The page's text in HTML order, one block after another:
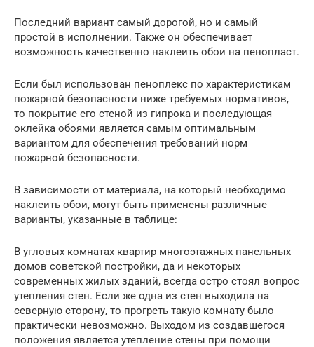
Последний вариант самый дорогой, но и самый
простой в исполнении. Также он обеспечивает
возможность качественно наклеить обои на пенопласт.
Если был использован пеноплекс по характеристикам
пожарной безопасности ниже требуемых нормативов,
то покрытие его стеной из гипрока и последующая
оклейка обоями является самым оптимальным
вариантом для обеспечения требований норм
пожарной безопасности.
В зависимости от материала, на который необходимо
наклеить обои, могут быть применены различные
варианты, указанные в таблице:
В угловых комнатах квартир многоэтажных панельных
домов советской постройки, да и некоторых
современных жилых зданий, всегда остро стоял вопрос
утепления стен. Если же одна из стен выходила на
северную сторону, то прогреть такую комнату было
практически невозможно. Выходом из создавшегося
положения является утепление стены при помощи